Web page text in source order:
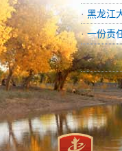
· 黑龙江
· 一份责